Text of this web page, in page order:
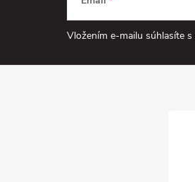
Vložením e-mailu súhlasíte s